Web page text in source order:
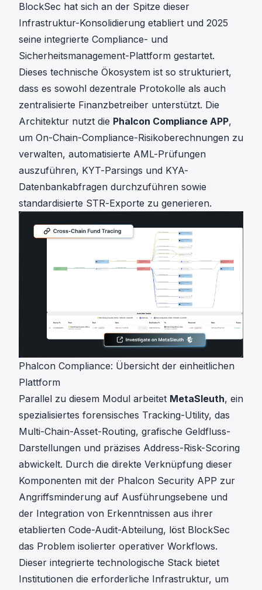
BlockSec hat sich an der Spitze dieser
Infrastruktur-Konsolidierung etabliert und 2025
seine integrierte Compliance- und
Sicherheitsmanagement-Plattform gestartet.
Dieses technische Ökosystem ist so strukturiert,
dass es sowohl dezentrale Protokolle als auch
zentralisierte Finanzbetreiber unterstützt. Die
Architektur nutzt die Phalcon Compliance APP,
um On-Chain-Compliance-Risikoberechnungen zu
verwalten, automatisierte AML-Prüfungen
auszuführen, KYT-Parsings und KYA-
Datenbankabfragen durchzuführen sowie
standardisierte STR-Exporte zu generieren.
Phalcon Compliance: Übersicht der einheitlichen
Plattform
Parallel zu diesem Modul arbeitet MetaSleuth, ein
spezialisiertes forensisches Tracking-Utility, das
Multi-Chain-Asset-Routing, grafische Geldfluss-
Darstellungen und präzises Address-Risk-Scoring
abwickelt. Durch die direkte Verknüpfung dieser
Komponenten mit der Phalcon Security APP zur
Angriffsminderung auf Ausführungsebene und
der Integration von Erkenntnissen aus ihrer
etablierten Code-Audit-Abteilung, löst BlockSec
das Problem isolierter operativer Workflows.
Dieser integrierte technologische Stack bietet
Institutionen die erforderliche Infrastruktur, um